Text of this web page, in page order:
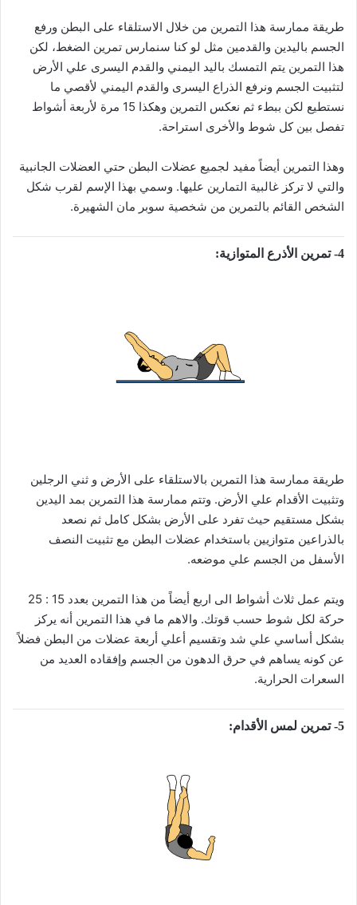
طريقة ممارسة هذا التمرين من خلال الاستلقاء على البطن ورفع
الجسم باليدين والقدمين مثل لو كنا سنمارس تمرين الضغط، لكن
هذا التمرين يتم التمسك باليد اليمني والقدم اليسرى علي الأرض
لتثبيت الجسم ونرفع الذراع اليسرى والقدم اليمني لأقصي ما
نستطيع لكن ببطء ثم نعكس التمرين وهكذا 15 مرة لأربعة أشواط
تفصل بين كل شوط والأخرى استراحة.
وهذا التمرين أيضاً مفيد لجميع عضلات البطن حتي العضلات الجانبية
والتي لا تركز غالبية التمارين عليها. وسمي بهذا الإسم لقرب شكل
الشخص القائم بالتمرين من شخصية سوبر مان الشهيرة.
4- تمرين الأذرع المتوازية:
طريقة ممارسة هذا التمرين بالاستلقاء على الأرض و ثني الرجلين
وتثبيت الأقدام علي الأرض. وتتم ممارسة هذا التمرين بمد اليدين
بشكل مستقيم حيث تفرد على الأرض بشكل كامل ثم نصعد
بالذراعين متوازيين باستخدام عضلات البطن مع تثبيت النصف
الأسفل من الجسم علي موضعه.
ويتم عمل ثلاث أشواط الى اربع أيضاً من هذا التمرين بعدد 15 : 25
حركة لكل شوط حسب قوتك. والاهم ما في هذا التمرين أنه يركز
بشكل أساسي علي شد وتقسيم أعلي أربعة عضلات من البطن فضلاً
عن كونه يساهم في حرق الدهون من الجسم وإفقاده العديد من
السعرات الحرارية.
5- تمرين لمس الأقدام: